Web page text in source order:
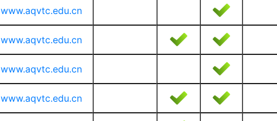
www.aqvtc.edu.cn
www.aqvtc.edu.cn
www.aqvtc.edu.cn
www.aqvtc.edu.cn